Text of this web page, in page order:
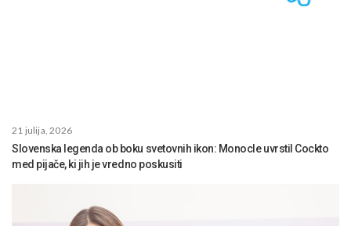
21 julija, 2026
Slovenska legenda ob boku svetovnih ikon: Monocle uvrstil Cockto
med pijače, ki jih je vredno poskusiti